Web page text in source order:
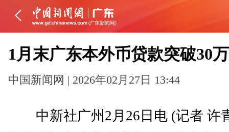
1月末广东本外币贷款突破30
中国新闻网 | 2026年02月27日 13:44
中新社广州2月26日电 (记者 许